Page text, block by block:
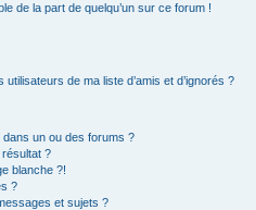
de la part de quelqu’un sur ce forum !
de ma liste d’amis et d’ignorés ?
un ou des forums ?
?
blanche ?!
?
et sujets ?